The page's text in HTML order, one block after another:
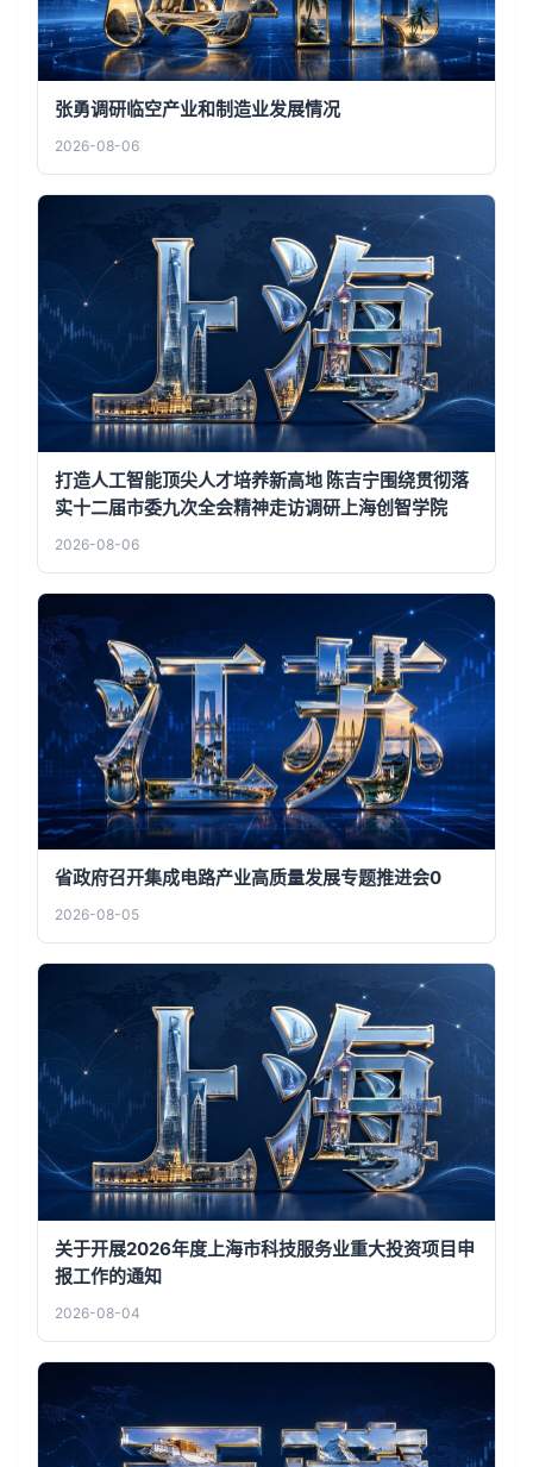
张勇调研临空产业和制造业发展情况
2026-08-06
打造人工智能顶尖人才培养新高地 陈吉宁围绕贯彻落
实十二届市委九次全会精神走访调研上海创智学院
2026-08-06
省政府召开集成电路产业高质量发展专题推进会0
2026-08-05
关于开展2026年度上海市科技服务业重大投资项目申
报工作的通知
2026-08-04